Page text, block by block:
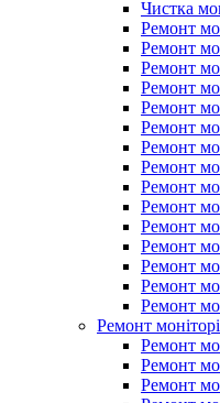
Чистка
Ремонт
Ремонт
Ремонт
Ремонт
Ремонт
Ремонт
Ремонт
Ремонт
Ремонт
Ремонт
Ремонт
Ремонт
Ремонт
Ремонт
Ремонт
Ремонт
Ремонт
Ремонт
Ремонт